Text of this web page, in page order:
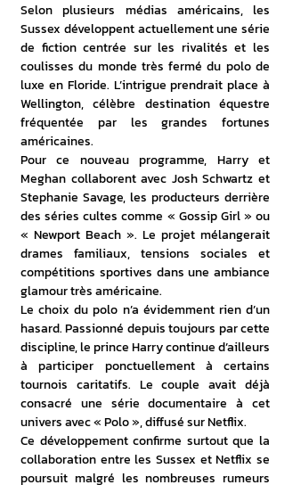
Selon plusieurs médias américains, les
Sussex développent actuellement une série
de fiction centrée sur les rivalités et les
coulisses du monde très fermé du polo de
luxe en Floride. L’intrigue prendrait place à
Wellington, célèbre destination équestre
fréquentée par les grandes fortunes
américaines.
Pour ce nouveau programme, Harry et
Meghan collaborent avec Josh Schwartz et
Stephanie Savage, les producteurs derrière
des séries cultes comme « Gossip Girl » ou
« Newport Beach ». Le projet mélangerait
drames familiaux, tensions sociales et
compétitions sportives dans une ambiance
glamour très américaine.
Le choix du polo n’a évidemment rien d’un
hasard. Passionné depuis toujours par cette
discipline, le prince Harry continue d’ailleurs
à participer ponctuellement à certains
tournois caritatifs. Le couple avait déjà
consacré une série documentaire à cet
univers avec « Polo », diffusé sur Netflix.
Ce développement confirme surtout que la
collaboration entre les Sussex et Netflix se
poursuit malgré les nombreuses rumeurs